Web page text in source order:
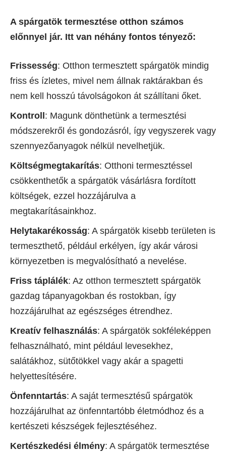
A spárgatök termesztése otthon számos
előnnyel jár. Itt van néhány fontos tényező:
Frissesség: Otthon termesztett spárgatök mindig
friss és ízletes, mivel nem állnak raktárakban és
nem kell hosszú távolságokon át szállítani őket.
Kontroll: Magunk dönthetünk a termesztési
módszerekről és gondozásról, így vegyszerek vagy
szennyezőanyagok nélkül nevelhetjük.
Költségmegtakarítás: Otthoni termesztéssel
csökkenthetők a spárgatök vásárlásra fordított
költségek, ezzel hozzájárulva a
megtakarításainkhoz.
Helytakarékosság: A spárgatök kisebb területen is
termeszthető, például erkélyen, így akár városi
környezetben is megvalósítható a nevelése.
Friss táplálék: Az otthon termesztett spárgatök
gazdag tápanyagokban és rostokban, így
hozzájárulhat az egészséges étrendhez.
Kreatív felhasználás: A spárgatök sokféleképpen
felhasználható, mint például levesekhez,
salátákhoz, sütőtökkel vagy akár a spagetti
helyettesítésére.
Önfenntartás: A saját termesztésű spárgatök
hozzájárulhat az önfenntartóbb életmódhoz és a
kertészeti készségek fejlesztéséhez.
Kertészkedési élmény: A spárgatök termesztése